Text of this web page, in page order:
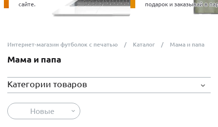
сайте.
подарок и заказывай в
Интернет-магазин футболок с печатью Каталог Мама и папа
Мама и папа
Категории товаров
Новые